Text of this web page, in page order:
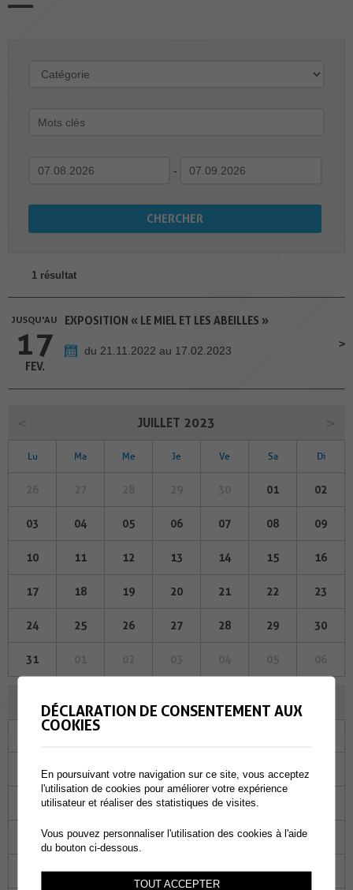
-
1 résultat
JUSQU'AU
17
FEV.
EXPOSITION « LE MIEL ET LES ABEILLES »
du 21.11.2022 au 17.02.2023
JUILLET 2023
Lu Ma Me Je Ve Sa Di
01 02
03 04 05 06 07 08 09
10 11 12 13 14 15 16
17 18 19 20 21 22 23
24 25 26 27 28 29 30
31
AOÛT 2023
02 03 04
08 09 10 11
15 16 17 18 19
22 23 24 25 26
DÉCLARATION DE CONSENTEMENT AUX
COOKIES
En poursuivant votre navigation sur ce site, vous acceptez
l'utilisation de cookies pour améliorer votre expérience
utilisateur et réaliser des statistiques de visites.
Vous pouvez personnaliser l'utilisation des cookies à l'aide
du bouton ci-dessous.
TOUT ACCEPTER